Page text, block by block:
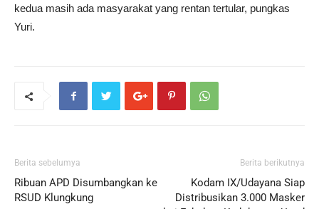
kedua masih ada masyarakat yang rentan tertular, pungkas
Yuri.
Berita sebelumya
Ribuan APD Disumbangkan ke
RSUD Klungkung
Berita berikutnya
Kodam IX/Udayana Siap
Distribusikan 3.000 Masker